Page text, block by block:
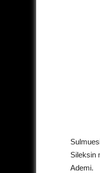
Sileksin
Ademi.